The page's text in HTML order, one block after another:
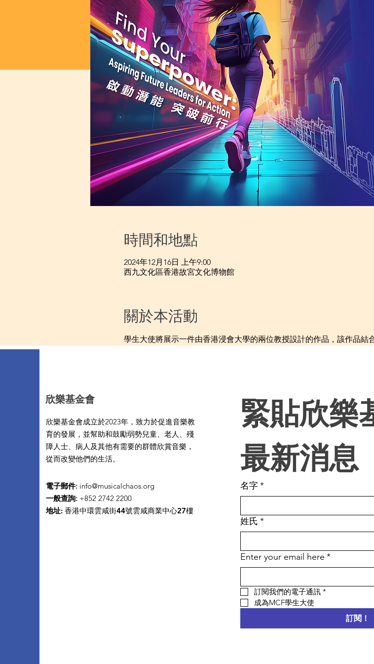
時間和地點
2024年12月16日 上午9:00
西九文化區香港故宮文化博物館
關於本活動
學生大使將展示一件由香港浸會大學的兩位教授設計的作品，該作品結
欣樂基金會
欣樂基金會成立於2023年，致力於促進音樂教
育的發展，並幫助和鼓勵弱勢兒童、老人、殘
障人士、病人及其他有需要的群體欣賞音樂，
從而改變他們的生活。
電子郵件: info@musicalchaos.org
一般查詢: +852 2742 2200
地址: 香港中環雲咸街44號雲咸商業中心27樓
緊貼欣樂
最新消息
名字*
姓氏 *
Enter your email here *
訂閱我們的電子通訊 *
成為MCF學生大使
訂閱！